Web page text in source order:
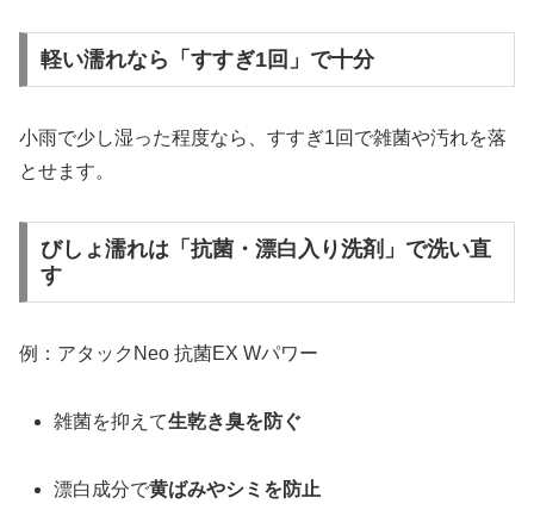
軽い濡れなら「すすぎ1回」で十分
小雨で少し湿った程度なら、すすぎ1回で雑菌や汚れを落
とせます。
びしょ濡れは「抗菌・漂白入り洗剤」で洗い直
す
例：アタックNeo 抗菌EX Wパワー
雑菌を抑えて生乾き臭を防ぐ
漂白成分で黄ばみやシミを防止